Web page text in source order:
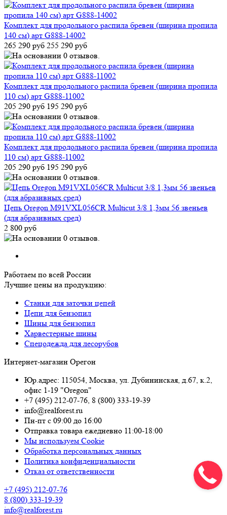
Комплект для продольного распила бревен (ширина пропила
140 см) арт G888-14002
265 290 руб 255 290 руб
Комплект для продольного распила бревен (ширина пропила
110 см) арт G888-11002
205 290 руб 195 290 руб
Комплект для продольного распила бревен (ширина пропила
110 см) арт G888-11002
205 290 руб 195 290 руб
Цепь Oregon M91VXL056CR Multicut 3/8 1,3мм 56 звеньев
(для абразивных сред)
2 800 руб
Работаем по всей России
Лучшие цены на продукцию:
Станки для заточки цепей
Цепи для бензопил
Шины для бензопил
Харвестерные шины
Спецодежда для лесорубов
Интернет-магазин Орегон
Юр.адрес: 115054, Москва, ул. Дубининская, д.67, к.2,
офис 1-19 "Oregon"
+7 (495) 212-07-76, 8 (800) 333-19-39
info@realforest.ru
Пн-пт с 09:00 до 16:00
Отправка товара ежедневно 11:00-18:00
Мы используем Cookie
Обработка персональных данных
Политика конфиденциальности
Отказ от ответственности
+7 (495) 212-07-76
8 (800) 333-19-39
info@realforest.ru